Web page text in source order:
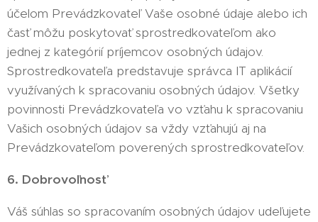
účelom Prevádzkovateľ Vaše osobné údaje alebo ich
časť môžu poskytovať sprostredkovateľom ako
jednej z kategórií príjemcov osobných údajov.
Sprostredkovateľa predstavuje správca IT aplikácií
využívaných k spracovaniu osobných údajov. Všetky
povinnosti Prevádzkovateľa vo vzťahu k spracovaniu
Vašich osobných údajov sa vždy vzťahujú aj na
Prevádzkovateľom poverených sprostredkovateľov.
6. Dobrovoľnosť
Váš súhlas so spracovaním osobných údajov udeľujete